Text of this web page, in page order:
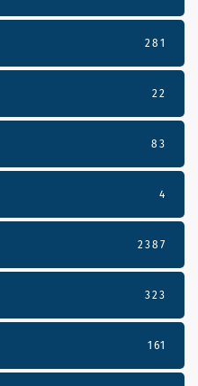
281
22
83
4
2387
323
161